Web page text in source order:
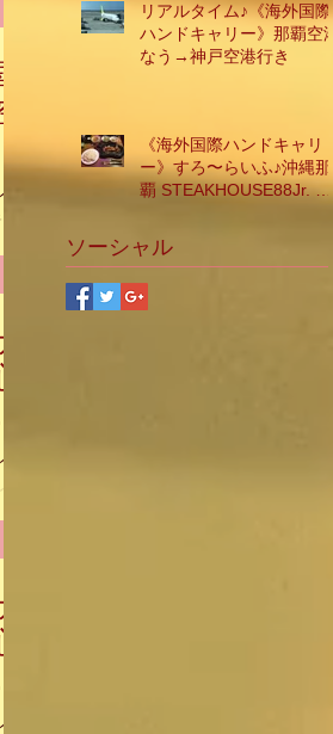
リアルタイム♪《海外国際
ハンドキャリー》那覇空港
なう→神戸空港行き
《海外国際ハンドキャリ
ー》すろ〜らいふ♪沖縄那
覇 STEAKHOUSE88Jr. 激
ソーシャル